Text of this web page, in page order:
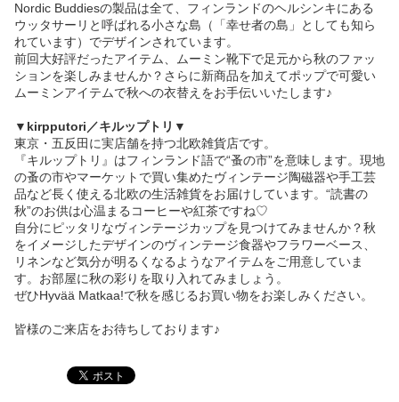
Nordic Buddiesの製品は全て、フィンランドのヘルシンキにある
ウッタサーリと呼ばれる小さな島（「幸せ者の島」としても知ら
れています）でデザインされています。
前回大好評だったアイテム、ムーミン靴下で足元から秋のファッ
ションを楽しみませんか？さらに新商品を加えてポップで可愛い
ムーミンアイテムで秋への衣替えをお手伝いいたします♪
▼ kirpputori／キルップトリ ▼
東京・五反田に実店舗を持つ北欧雑貨店です。
『キルップトリ』はフィンランド語で“蚤の市”を意味します。現地
の蚤の市やマーケットで買い集めたヴィンテージ陶磁器や手工芸
品など長く使える北欧の生活雑貨をお届けしています。“読書の
秋”のお供は心温まるコーヒーや紅茶ですね♡
自分にピッタリなヴィンテージカップを見つけてみませんか？秋
をイメージしたデザインのヴィンテージ食器やフラワーベース、
リネンなど気分が明るくなるようなアイテムをご用意していま
す。お部屋に秋の彩りを取り入れてみましょう。
ぜひHyvää Matkaa!で秋を感じるお買い物をお楽しみください。
皆様のご来店をお待ちしております♪